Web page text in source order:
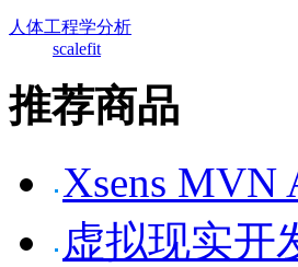
人体工程学分析
scalefit
推荐商品
Xsens
虚拟现实开